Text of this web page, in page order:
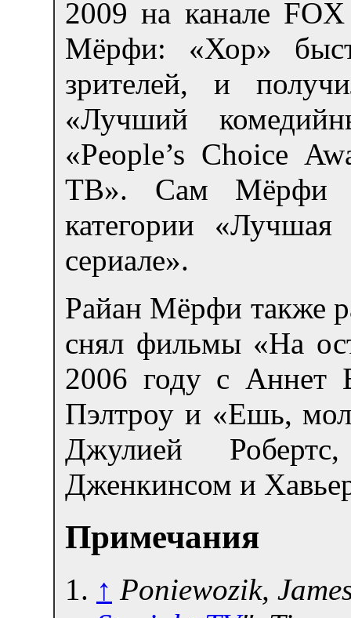
2009 на канале FOX
Мёрфи: «Хор»
зрителей, и
«Лучший
«People’s Choice
ТВ». Сам Мёрфи
категории
сериале».
Райан Мёрфи также
снял фильмы «На
2006 году с Аннет
Пэлтроу и «Ешь,
Джулией
Дженкинсом и
Примечания
↑ Poniewozik,